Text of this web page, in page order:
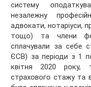
систему
незалежну
адвокати, нотаріуси,
тощо) та члени
сплачували за себе
ЄСВ) за періоди з 1
квітня 2020 року,
страхового стажу та